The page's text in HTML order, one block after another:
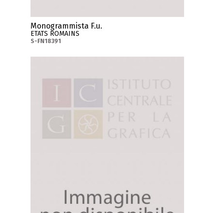
Monogrammista F.u.
ETATS ROMAINS
S-FN18391